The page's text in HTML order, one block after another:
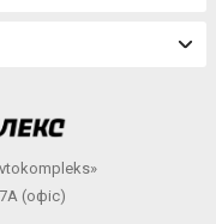
(офіс)